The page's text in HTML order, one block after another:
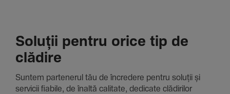
Soluții pentru orice tip de
clădire
Suntem parte­nerul tău de încre­dere pentru soluții și
servicii fiabile, de înaltă cali­tate, dedi­cate clădi­rilor